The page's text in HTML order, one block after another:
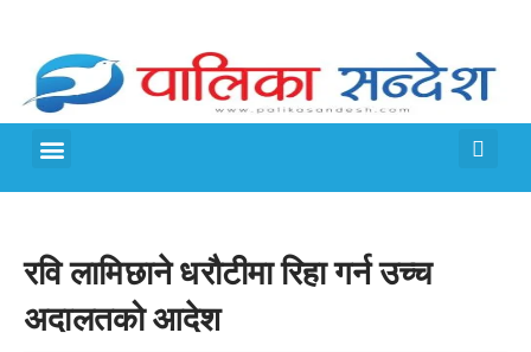
रवि लामिछाने धरौटीमा रिहा गर्न उच्च
अदालतको आदेश